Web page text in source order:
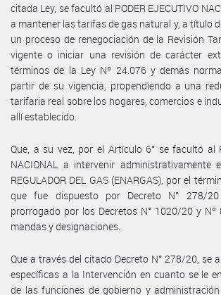
citada Ley, se facultó al PODER EJECUTIVO
a mantener las tarifas de gas natural y, a título
un proceso de renegociación de la Revisión
vigente o iniciar una revisión de carácter
términos de la Ley Nº 24.076 y demás
partir de su vigencia, propendiendo a una
tarifaria real sobre los hogares, comercios e
allí establecido.
Que, a su vez, por el Artículo 6° se facultó al
NACIONAL a intervenir administrativamente
REGULADOR DEL GAS (ENARGAS), por el
que fue dispuesto por Decreto N° 278/
prorrogado por los Decretos N° 1020/20 y Nº
mandas y designaciones.
Que a través del citado Decreto N° 278/20, se
específicas a la Intervención en cuanto se le
de las funciones de gobierno y